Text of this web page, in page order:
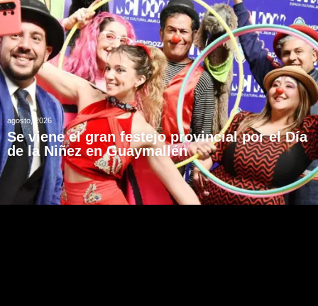
agosto, 2026
Se viene el gran festejo provincial por el Día
de la Niñez en Guaymallén